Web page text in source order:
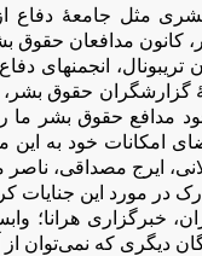
مثل جامعۀ دفاع
کانون مدافعان حقوق
تریبونال،
گزارشگران حقوق
مدافع حقوق بشر ما
امکانات خود به
ایرج مصداقی، ناصر
در مورد این جنایات
خبرگزاری
دیگری که نمی‌توان از